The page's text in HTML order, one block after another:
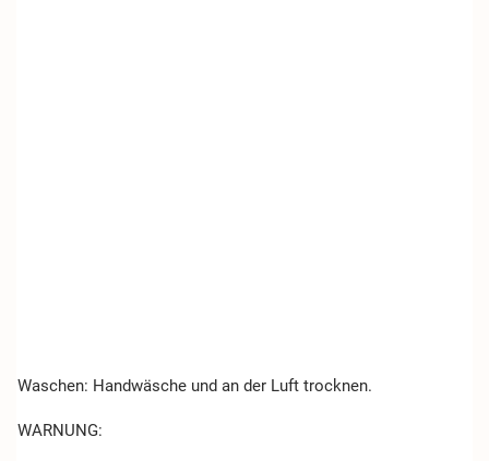
Waschen: Handwäsche und an der Luft trocknen.
WARNUNG: